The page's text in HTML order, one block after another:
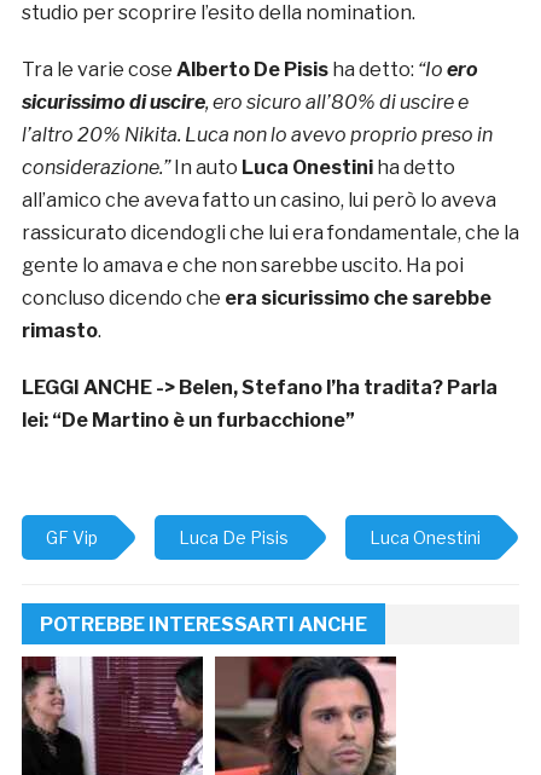
studio per scoprire l’esito della nomination.
Tra le varie cose Alberto De Pisis ha detto: “Io ero
sicurissimo di uscire, ero sicuro all’80% di uscire e
l’altro 20% Nikita. Luca non lo avevo proprio preso in
considerazione.” In auto Luca Onestini ha detto
all’amico che aveva fatto un casino, lui però lo aveva
rassicurato dicendogli che lui era fondamentale, che la
gente lo amava e che non sarebbe uscito. Ha poi
concluso dicendo che era sicurissimo che sarebbe
rimasto.
LEGGI ANCHE -> Belen, Stefano l’ha tradita? Parla
lei: “De Martino è un furbacchione”
GF Vip Luca De Pisis Luca Onestini
POTREBBE INTERESSARTI ANCHE